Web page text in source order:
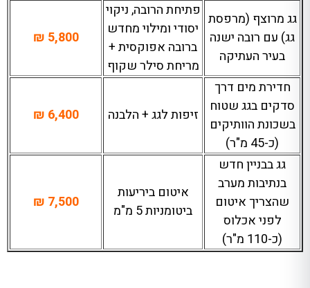
גג מרוצף (מרפסת
גג) עם רובה ישנה
בעיר העתיקה
פתיחת הרובה, ניקוי
יסודי ומילוי מחדש
ברובה אפוקסית +
מריחת סילר שקוף
5,800 ₪
חדירת מים דרך
סדקים בגג שטוח
בשכונת הוותיקים
(כ-45 מ"ר)
זיפות לגג + הלבנה 6,400 ₪
גג בבניין חדש
בנתיבות מערב
שהצריך איטום
לפני אכלוס
(כ-110 מ"ר)
איטום ביריעות
ביטומניות 5 מ"מ
7,500 ₪